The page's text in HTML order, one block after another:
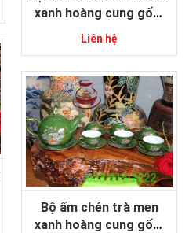
xanh hoàng cung gốm
Liên hệ
Bộ ấm chén trà men
xanh hoàng cung gốm